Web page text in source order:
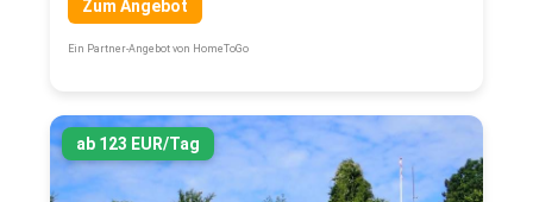
Zum Angebot
Ein Partner-Angebot von HomeToGo
ab 123 EUR/Tag